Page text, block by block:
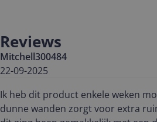
Reviews
Mitchell300484
22-09-2025
Ik heb dit product enkele weken mogen testen. Ideale
dunne wanden zorgt voor extra